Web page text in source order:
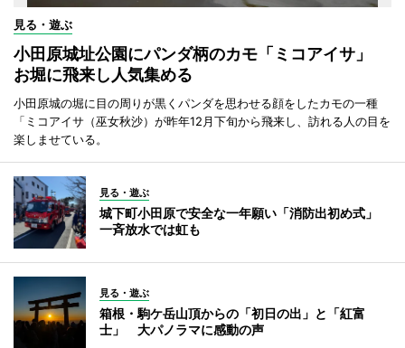
見る・遊ぶ
小田原城址公園にパンダ柄のカモ「ミコアイサ」
お堀に飛来し人気集める
小田原城の堀に目の周りが黒くパンダを思わせる顔をしたカモの一種
「ミコアイサ（巫女秋沙）が昨年12月下旬から飛来し、訪れる人の目を
楽しませている。
見る・遊ぶ
城下町小田原で安全な一年願い「消防出初め式」
一斉放水では虹も
見る・遊ぶ
箱根・駒ケ岳山頂からの「初日の出」と「紅富
士」 大パノラマに感動の声